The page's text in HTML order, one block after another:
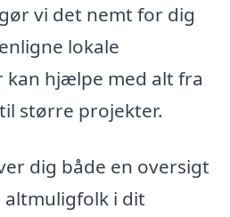
vi det nemt for dig
lokale
hjælpe med alt fra
større projekter.
dig både en oversigt
i dit